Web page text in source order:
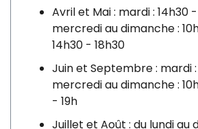
Avril et Mai : mardi : 14h30
mercredi au dimanche :
14h30 - 18h30
Juin et Septembre : mardi :
mercredi au dimanche :
- 19h
Juillet et Août : du lundi au